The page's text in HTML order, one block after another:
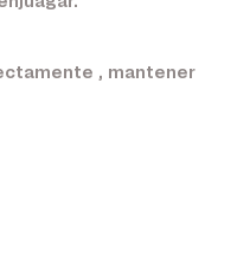
, mantener